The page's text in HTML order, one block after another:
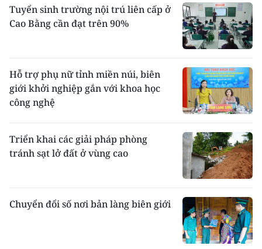
Tuyển sinh trường nội trú liên cấp ở
Cao Bằng cần đạt trên 90%
Hỗ trợ phụ nữ tỉnh miền núi, biên
giới khởi nghiệp gắn với khoa học
công nghệ
Triển khai các giải pháp phòng
tránh sạt lở đất ở vùng cao
Chuyển đổi số nơi bản làng biên giới